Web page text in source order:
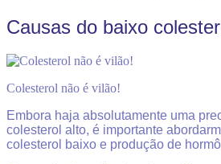
Causas do baixo
Colesterol não é vilão!
Embora haja absolutamente uma
colesterol alto, é importante
colesterol baixo e produção de